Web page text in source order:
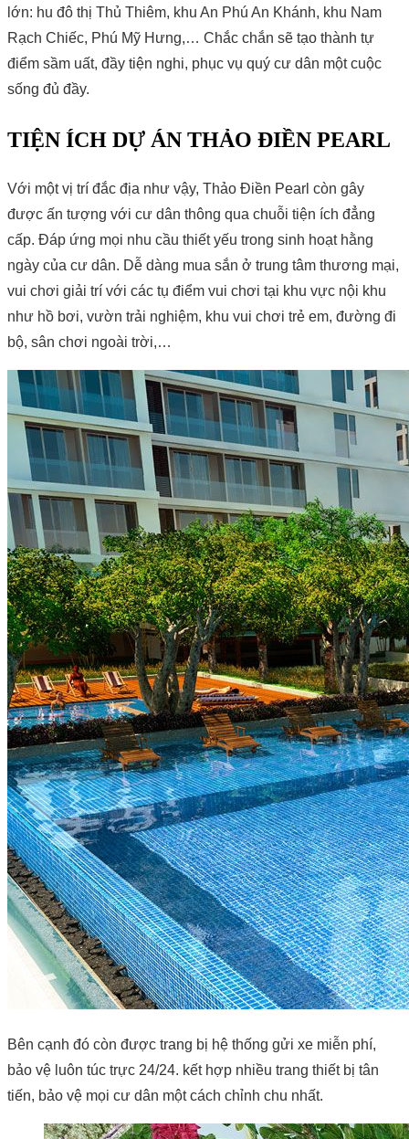
lớn: hu đô thị Thủ Thiêm, khu An Phú An Khánh, khu Nam
Rạch Chiếc, Phú Mỹ Hưng,… Chắc chắn sẽ tạo thành tự
điểm sầm uất, đầy tiện nghi, phục vụ quý cư dân một cuộc
sống đủ đầy.
TIỆN ÍCH DỰ ÁN THẢO ĐIỀN PEARL
Với một vị trí đắc địa như vậy, Thảo Điền Pearl còn gây
được ấn tượng với cư dân thông qua chuỗi tiện ích đẳng
cấp. Đáp ứng mọi nhu cầu thiết yếu trong sinh hoạt hằng
ngày của cư dân. Dễ dàng mua sắn ở trung tâm thương mại,
vui chơi giải trí với các tụ điểm vui chơi tại khu vực nội khu
như hồ bơi, vườn trải nghiệm, khu vui chơi trẻ em, đường đi
bộ, sân chơi ngoài trời,…
Bên cạnh đó còn được trang bị hệ thống gửi xe miễn phí,
bảo vệ luôn túc trực 24/24. kết hợp nhiều trang thiết bị tân
tiến, bảo vệ mọi cư dân một cách chỉnh chu nhất.